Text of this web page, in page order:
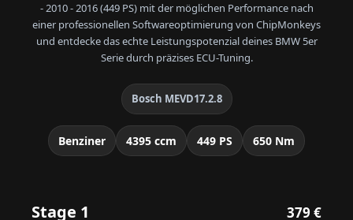
- 2010 - 2016 (449 PS) mit der möglichen Performance nach
einer professionellen Softwareoptimierung von ChipMonkeys
und entdecke das echte Leistungspotenzial deines BMW 5er
Serie durch präzises ECU-Tuning.
Bosch MEVD17.2.8
Benziner 4395 ccm 449 PS 650 Nm
Stage 1 379 €